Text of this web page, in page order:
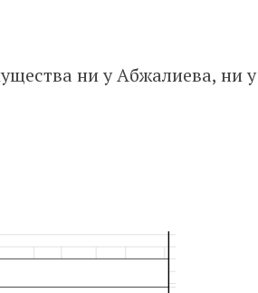
ни у Абжалиева, ни у